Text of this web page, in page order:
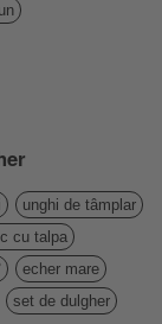
unghi de tâmplar
cu talpa
echer mare
set de dulgher